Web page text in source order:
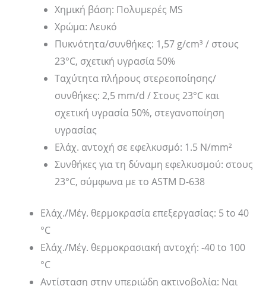
Χημική βάση: Πολυμερές MS
Χρώμα: Λευκό
Πυκνότητα/συνθήκες: 1,57 g/cm³ / στους
23°C, σχετική υγρασία 50%
Ταχύτητα πλήρους στερεοποίησης/
συνθήκες: 2,5 mm/d / Στους 23°C και
σχετική υγρασία 50%, στεγανοποίηση
υγρασίας
Ελάχ. αντοχή σε εφελκυσμό: 1.5 N/mm²
Συνθήκες για τη δύναμη εφελκυσμού: στους
23°C, σύμφωνα με το ASTM D-638
Ελάχ./Μέγ. θερμοκρασία επεξεργασίας: 5 to 40
°C
Ελάχ./Μέγ. θερμοκρασιακή αντοχή: -40 to 100
°C
Αντίσταση στην υπεριώδη ακτινοβολία: Ναι